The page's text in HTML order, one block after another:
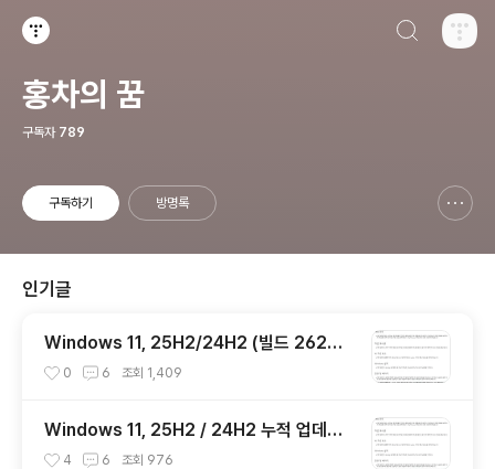
홍차의 꿈
구독자 789
구독하기 방명록
인기글
Windows 11, 25H2/24H2 (빌드 2620
0.8973 / 26100.8973) 최적화 / 앱제거 /
0 6 조회 1,409
Windows 11, 25H2 / 24H2 누적 업데이
트 파일(KB5101684) : 26200.x → 262
4 6 조회 976